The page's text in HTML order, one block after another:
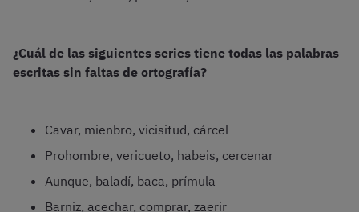
¿Cuál de las siguientes series tiene todas las palabras
escritas sin faltas de ortografía?
Cavar, mienbro, vicisitud, cárcel
Prohombre, vericueto, habeis, cercenar
Aunque, baladí, baca, prímula
Barniz, acechar, comprar, zaerir